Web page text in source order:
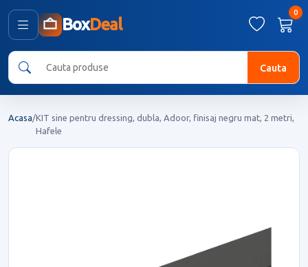
BoxDeal
0
Cauta
Acasa/KIT sine pentru dressing, dubla, Adoor, finisaj negru mat, 2 metri,
Hafele